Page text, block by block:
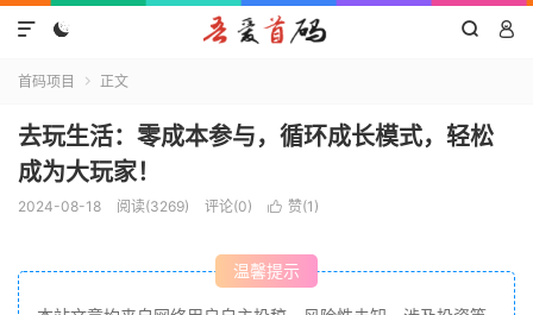
  

首码项目  正文
去玩生活：零成本参与，循环成长模式，轻松
成为大玩家！
2024-08-18 阅读(3269) 评论(0)  赞(1 )
温馨提示